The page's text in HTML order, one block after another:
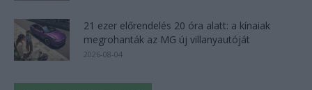
21 ezer előrendelés 20 óra alatt: a kínaiak
megrohanták az MG új villanyautóját
2026-08-04